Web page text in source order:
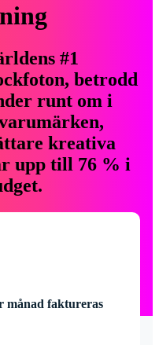
#1
betrodd
runt om i
kreativa
upp till 76 % i
månad faktureras